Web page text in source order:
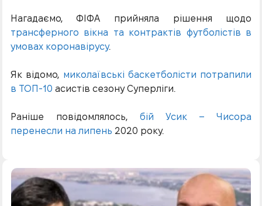
Нагадаємо, ФІФА прийняла рішення щодо
трансферного вікна та контрактів футболістів в
умовах коронавірусу.
Як відомо, миколаївські баскетболісти потрапили
в ТОП-10 асистів сезону Суперліги.
Раніше повідомлялось, бій Усик – Чисора
перенесли на липень 2020 року.